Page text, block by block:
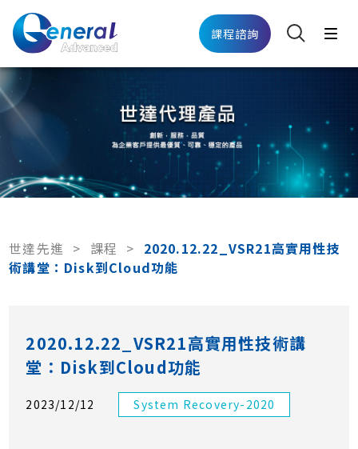
課程諮詢
世達先進 > 課程 > 2020.12.22_VSR21高實用性技
術講堂：Disk到Cloud功能
2020.12.22_VSR21高實用性技術講
堂：Disk到Cloud功能
2023/12/12 System Recovery-2020